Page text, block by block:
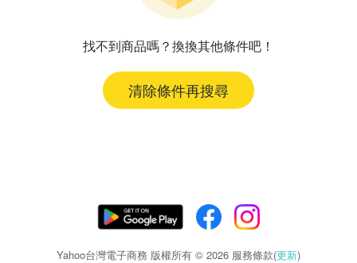
找不到商品嗎？換換其他條件吧！
清除條件再搜尋
Yahoo台灣電子商務 版權所有 © 2026 服務條款(更新)